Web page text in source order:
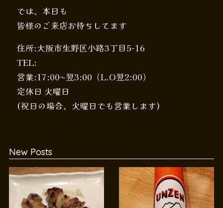
では、本日も
皆様のご来店お待ちしてます
住所:大阪市生野区小路3丁目5-16
TEL:
営業:17:00〜翌3:00（L.O翌2:00）
定休日 火曜日
(祝日の場合、火曜日でも営業します)
New Posts